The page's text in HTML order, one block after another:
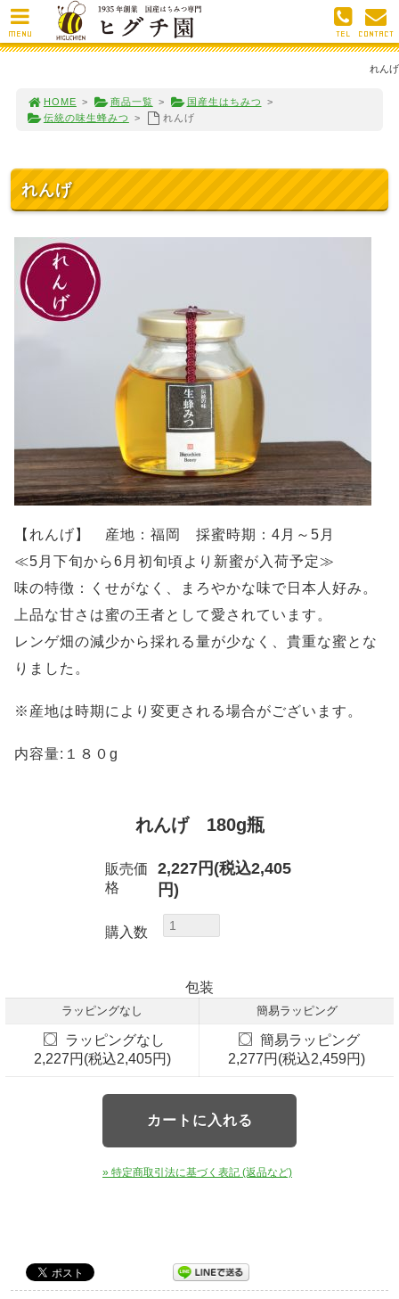
れんげ
HOME > 商品一覧 > 国産生はちみつ
>
伝統の味生蜂みつ
> れんげ
れんげ
【れんげ】 産地：福岡 採蜜時期：4月～5月
≪5月下旬から6月初旬頃より新蜜が入荷予定≫
味の特徴：くせがなく、まろやかな味で日本人好み。
上品な甘さは蜜の王者として愛されています。
レンゲ畑の減少から採れる量が少なく、貴重な蜜とな
りました。
※産地は時期により変更される場合がございます。
内容量:１８０g
れんげ 180g瓶
販売価
格
2,227円(税込2,405
円)
購入数
包装
ラッピングなし 簡易ラッピング
ラッピングなし
2,227円(税込2,405円)
簡易ラッピング
2,277円(税込2,459円)
» 特定商取引法に基づく表記 (返品など)
MENU CONTACT
TEL